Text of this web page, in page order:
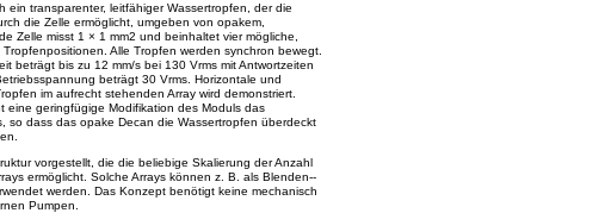
ein transparenter, leitfähiger Wassertropfen, der die
die Zelle ermöglicht, umgeben von opakem,
Zelle misst 1 × 1 mm2 und beinhaltet vier mögliche,
Alle Tropfen werden synchron bewegt.
beträgt bis zu 12 mm/s bei 130 Vrms mit Antwortzeiten
beträgt 30 Vrms. Horizontale und
im aufrecht stehenden Array wird demonstriert.
eine geringfügige Modifikation des Moduls das
so dass das opake Decan die Wassertropfen überdeckt
vorgestellt, die die beliebige Skalierung der Anzahl
ermöglicht. Solche Arrays können z. B. als Blenden-­
werden. Das Konzept benötigt keine mechanisch
Pumpen.